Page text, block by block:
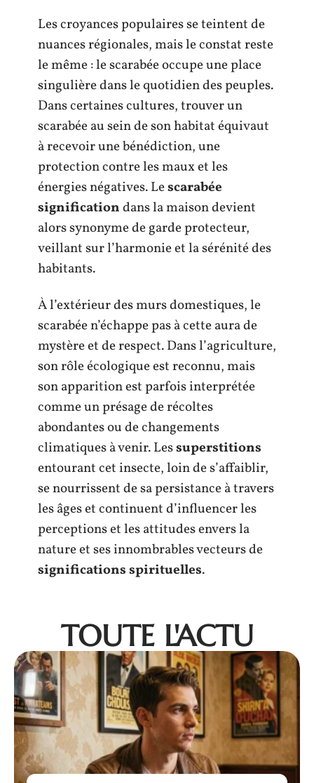
Les croyances populaires se teintent de
nuances régionales, mais le constat reste
le même : le scarabée occupe une place
singulière dans le quotidien des peuples.
Dans certaines cultures, trouver un
scarabée au sein de son habitat équivaut
à recevoir une bénédiction, une
protection contre les maux et les
énergies négatives. Lescarabée
significationdans la maison devient
alors synonyme de garde protecteur,
veillant sur l’harmonie et la sérénité des
habitants.
À l’extérieur des murs domestiques, le
scarabée n’échappe pas à cette aura de
mystère et de respect. Dans l’agriculture,
son rôle écologique est reconnu, mais
son apparition est parfois interprétée
comme un présage de récoltes
abondantes ou de changements
climatiques à venir. Lessuperstitions
entourant cet insecte, loin de s’affaiblir,
se nourrissent de sa persistance à travers
les âges et continuent d’influencer les
perceptions et les attitudes envers la
nature et ses innombrables vecteurs de
significations spirituelles.
TOUTE L'ACTU